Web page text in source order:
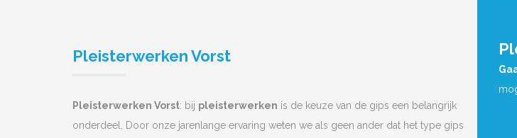
Pleisterwerken Vorst
Pleisterwerken Vorst: bij pleisterwerken is de keuze van de gips een belangrijk
onderdeel. Door onze jarenlange ervaring weten we als geen ander dat het type gips